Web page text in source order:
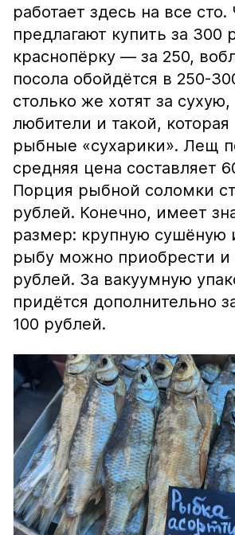
работает здесь на все сто.
предлагают купить за 300
краснопёрку — за 250,
посола обойдётся в 250-
столько же хотят за сухую,
любители и такой,
рыбные «сухарики». Лещ
средняя цена составляет
Порция рыбной соломки
рублей. Конечно, имеет
размер: крупную сушёную
рыбу можно приобрести и
рублей. За вакуумную
придётся дополнительно
100 рублей.